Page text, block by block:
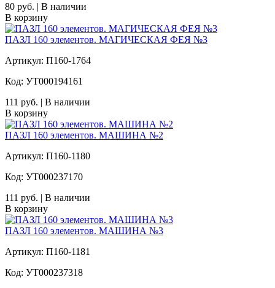
80 руб. | В наличии
В корзину
ПАЗЛ 160 элементов. МАГИЧЕСКАЯ ФЕЯ №3
Артикул: П160-1764
Код: УТ000194161
111 руб. | В наличии
В корзину
ПАЗЛ 160 элементов. МАШИНА №2
Артикул: П160-1180
Код: УТ000237170
111 руб. | В наличии
В корзину
ПАЗЛ 160 элементов. МАШИНА №3
Артикул: П160-1181
Код: УТ000237318